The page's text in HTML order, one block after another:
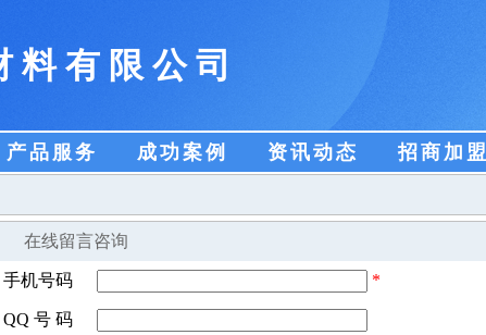
有限公司
产品服务 成功案例 资讯动态 招商加盟
在线留言咨询
手机号码 *
QQ 号 码